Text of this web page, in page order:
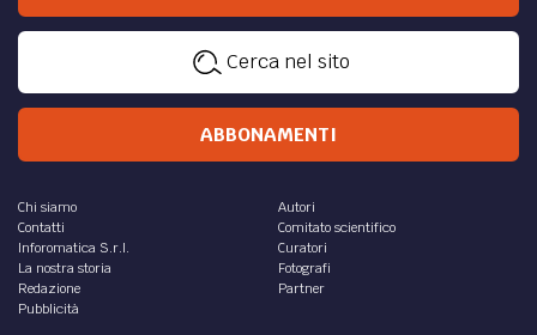
Cerca nel sito
ABBONAMENTI
Chi siamo
Contatti
Inforomatica S.r.l.
La nostra storia
Redazione
Pubblicità
Autori
Comitato scientifico
Curatori
Fotografi
Partner